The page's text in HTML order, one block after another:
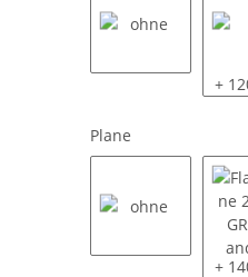
mit
+
Plane
+